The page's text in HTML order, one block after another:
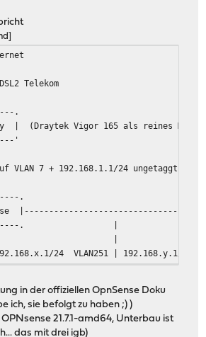
.
Vigor 165 als reines
'
7 + 192.168.1.1/24 ungetaggt für
.
+------.
24 VLAN251 | 192.168.y.1/24
'
in der offiziellen OpnSense Doku
ich, sie befolgt zu haben ;) )
21.7.1-amd64, Unterbau ist
das mit drei igb)